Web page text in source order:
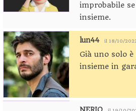
improbabile
insieme.
lun44 il 18/10/
Già uno solo
insieme in